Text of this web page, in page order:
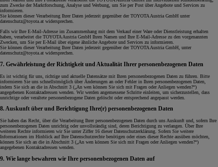
zum Zwecke der Marktforschung, Analyse und Werbung, um Sie per Post über Angebote und Services zu
informieren.
Sie können dieser Verarbeitung Ihrer Daten jederzeit gegenüber der TOYOTA Austria GmbH unter
datenschutz@toyota.at widersprechen.
Falls wir Ihre E-Mail-Adresse im Zusammenhang mit dem Verkauf einer Ware oder Dienstleistung erhalten
haben, verarbeitet die TOYOTA Austria GmbH Ihren Namen und Ihre E-Mail-Adresse zu den vorgenannten
Zwecken, um Sie per E-Mail über eigene ähnliche Angebote und Services zu informieren.
Sie können dieser Verarbeitung Ihrer Daten jederzeit gegenüber der TOYOTA Austria GmbH, unter
datenschutz@toyota.at widersprechen.
7. Gewährleistung der Richtigkeit und Aktualität Ihrer personenbezogenen Daten
Es ist wichtig für uns, richtige und aktuelle Datensätze mit Ihren personenbezogenen Daten zu führen. Bitte
informieren Sie uns schnellstmöglich über Änderungen an oder Fehler in Ihren personenbezogenen Daten,
indem Sie sich an die in Abschnitt 3 („An wen können Sie sich mit Fragen oder Anliegen wenden?“)
angegebenen Kontaktadressen wenden. Wir werden angemessene Schritte einleiten, um sicherzustellen, dass
unrichtige oder veraltete personenbezogene Daten gelöscht oder entsprechend angepasst werden.
8. Auskunft über und Berichtigung Ihre(r) personenbezogenen Daten
Sie haben das Recht, über die Verarbeitung Ihrer personenbezogenen Daten durch uns Auskunft und, sofern Ihre
personenbezogenen Daten unrichtig oder unvollständig sind, deren Berichtigung zu verlangen. Über Ihre
weiteren Rechte informieren wir Sie unter Ziffer 16 dieser Datenschutzerklärung. Sofern Sie weitere
Informationen im Hinblick auf Ihre Datenschutzrechte benötigen oder eines dieser Rechte ausüben möchten,
können Sie sich an die in Abschnitt 3 („An wen können Sie sich mit Fragen oder Anliegen wenden?“)
angegebenen Kontaktadressen wenden.
9. Wie lange bewahren wir Ihre personenbezogenen Daten auf